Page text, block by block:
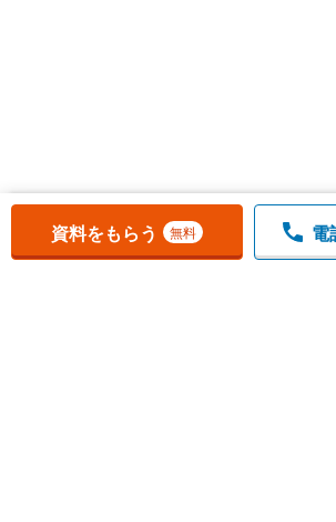
お気に入りに追加しました。
資料をもらう 無料 電